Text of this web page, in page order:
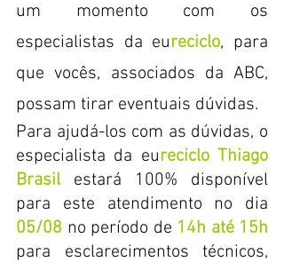
um momento com os
especialistas da eureciclo, para
que vocês, associados da ABC,
possam tirar eventuais dúvidas.
Para ajudá-los com as dúvidas, o
especialista da eureciclo Thiago
Brasil estará 100% disponível
05/08 no período de 14h até 15h
para esclarecimentos técnicos,